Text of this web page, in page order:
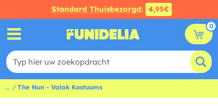
Standard Thuisbezorgd: 4,95€
0
... The Nun - Valak Kostuums